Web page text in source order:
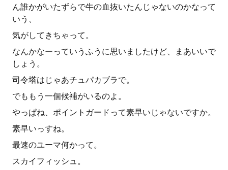
ん誰かがいたずらで牛の血抜いたんじゃないのかなって
いう、
気がしてきちゃって。
なんかなーっていうふうに思いましたけど、まあいいで
しょう。
司令塔はじゃあチュパカブラで。
でももう一個候補がいるのよ。
やっぱね、ポイントガードって素早いじゃないですか。
素早いっすね。
最速のユーマ何かって。
スカイフィッシュ。